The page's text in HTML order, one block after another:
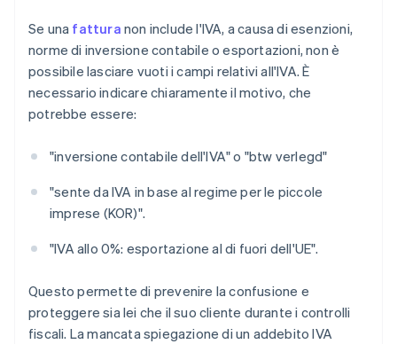
Se una fattura non include l'IVA, a causa di esenzioni,
norme di inversione contabile o esportazioni, non è
possibile lasciare vuoti i campi relativi all'IVA. È
necessario indicare chiaramente il motivo, che
potrebbe essere:
"inversione contabile dell'IVA" o "btw verlegd"
"sente da IVA in base al regime per le piccole
imprese (KOR)".
"IVA allo 0%: esportazione al di fuori dell'UE".
Questo permette di prevenire la confusione e
proteggere sia lei che il suo cliente durante i controlli
fiscali. La mancata spiegazione di un addebito IVA